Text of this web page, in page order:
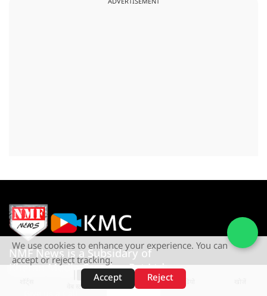
ADVERTISEMENT
वेब स्टोरीज़
NMF News is a Subsidary of
Khetan Media Creation Pvt Ltd
We use cookies to enhance your experience. You can
accept or reject tracking.
Accept
Reject